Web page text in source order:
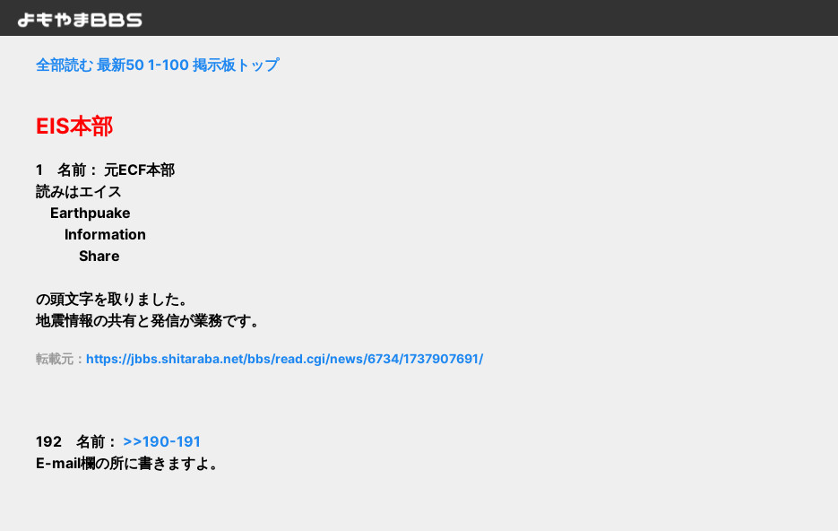
全部読む 最新50 1-100 掲示板トップ
EIS本部
1 名前： 元ECF本部
読みはエイス
Earthpuake
Information
Share
の頭文字を取りました。
地震情報の共有と発信が業務です。
転載元： https://jbbs.shitaraba.net/bbs/read.cgi/news/6734/1737907691/
192 名前： >>190-191
E-mail欄の所に書きますよ。